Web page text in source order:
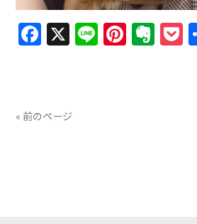
Facebook
X Line
« 前のページ